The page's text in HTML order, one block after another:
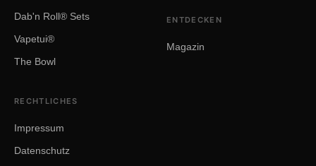
Dab'n Roll® Sets
Vapetui®
The Bowl
ENTDECKEN
Magazin
RECHTLICHES
Impressum
Datenschutz